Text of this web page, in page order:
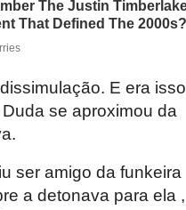
E era isso
se aproximou da
ser amigo da funkeira
a detonava para ela ,